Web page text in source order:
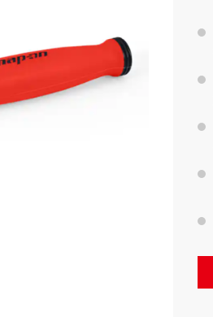
BAHCO 瑞典魚牌